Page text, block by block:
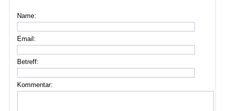
Name:
Email:
Betreff:
Kommentar: